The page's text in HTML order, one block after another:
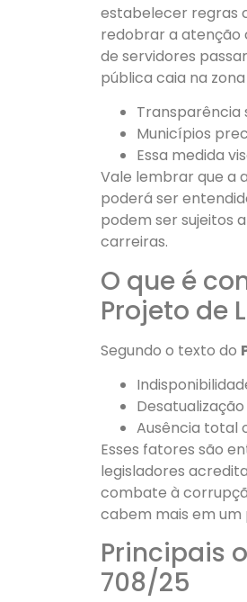
estabelecer regras
redobrar a atenção
de servidores
pública caia na
Transparência
Municípios
Essa medida
Vale lembrar que a
poderá ser
podem ser sujeitos
carreiras.
O que é
Projeto de
Segundo o texto do
Ausência total
Esses fatores são
legisladores
combate à
cabem mais em
Principais
708/25